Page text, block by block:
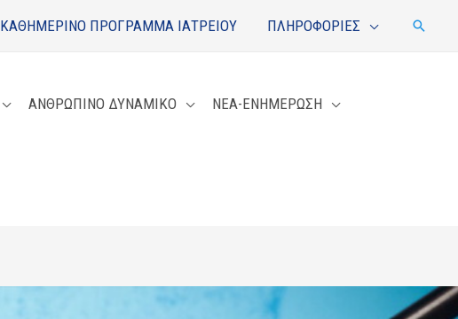
ΚΑΘΗΜΕΡΙΝΟ ΠΡΟΓΡΑΜΜΑ ΙΑΤΡΕΙΟΥ ΠΛΗΡΟΦΟΡΙΕΣ
ΑΝΘΡΩΠΙΝΟ ΔΥΝΑΜΙΚΟ ΝΕΑ-ΕΝΗΜΕΡΩΣΗ